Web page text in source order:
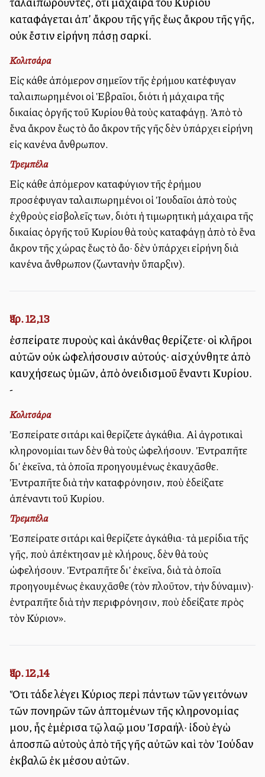
καταφάγεται ἀπ’ ἄκρου τῆς γῆς ἕως ἄκρου τῆς γῆς,
οὐκ ἔστιν εἰρήνη πάσῃ σαρκί.
Κολιτσάρα
Εἰς κάθε ἀπόμερον σημεῖον τῆς ἐρήμου κατέφυγαν
ταλαιπωρημένοι οἱ Ἑβραῖοι, διότι ἡ μάχαιρα τῆς
δικαίας ὀργῆς τοῦ Κυρίου θὰ τοὺς καταφάγῃ. Ἀπὸ τὸ
ἕνα ἄκρον ἕως τὸ ἄλλο ἄκρον τῆς γῆς δὲν ὑπάρχει εἰρήνη
εἰς κανένα ἄνθρωπον.
Τρεμπέλα
Εἰς κάθε ἀπόμερον καταφύγιον τῆς ἐρήμου
προσέφυγαν ταλαιπωρημένοι οἱ Ἰουδαῖοι ἀπὸ τοὺς
ἐχθροὺς εἰσβολεῖς των, διότι ἡ τιμωρητικὴ μάχαιρα τῆς
δικαίας ὀργῆς τοῦ Κυρίου θὰ τοὺς καταφάγῃ ἀπὸ τὸ ἕνα
ἄκρον τῆς χώρας ἕως τὸ ἄλλο· δὲν ὑπάρχει εἰρήνη διὰ
κανένα ἄνθρωπον (ζωντανὴν ὕπαρξιν).
Ἰερ. 12,13
ἐσπείρατε πυροὺς καὶ ἀκάνθας θερίζετε· οἱ κλῆροι
αὐτῶν οὐκ ὠφελήσουσιν αὐτούς· αἰσχύνθητε ἀπὸ
καυχήσεως ὑμῶν, ἀπὸ ὀνειδισμοῦ ἔναντι Κυρίου.
-
Κολιτσάρα
Ἐσπείρατε σιτάρι καὶ θερίζετε ἀγκάθια. Αἱ ἀγροτικαὶ
κληρονομίαι των δὲν θὰ τοὺς ὠφελήσουν. Ἐντραπῆτε
δι’ ἐκεῖνα, τὰ ὁποῖα προηγουμένως ἐκαυχᾶσθε.
Ἐντραπῆτε διὰ τὴν καταφρόνησιν, ποὺ ἐδείξατε
ἀπέναντι τοῦ Κυρίου.
Τρεμπέλα
Ἐσπείρατε σιτάρι καὶ θερίζετε ἀγκάθια· τὰ μερίδια τῆς
γῆς, ποὺ ἀπέκτησαν μὲ κλήρους, δὲν θὰ τοὺς
ὠφελήσουν. Ἐντραπῆτε δι’ ἐκεῖνα, διὰ τὰ ὁποῖα
προηγουμένως ἐκαυχᾶσθε (τὸν πλοῦτον, τὴν δύναμιν)·
ἐντραπῆτε διὰ τὴν περιφρόνησιν, ποὺ ἐδείξατε πρὸς
τὸν Κύριον».
Ἰερ. 12,14
Ὅτι τάδε λέγει Κύριος περὶ πάντων τῶν γειτόνων
τῶν πονηρῶν τῶν ἁπτομένων τῆς κληρονομίας
μου, ἧς ἐμέρισα τῷ λαῷ μου Ἰσραήλ· ἰδοὺ ἐγὼ
ἀποσπῶ αὐτοὺς ἀπὸ τῆς γῆς αὐτῶν καὶ τὸν Ἰούδαν
ἐκβαλῶ ἐκ μέσου αὐτῶν.